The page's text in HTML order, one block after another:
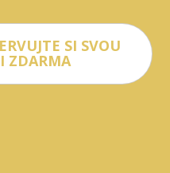
SI SVOU
ZDARMA